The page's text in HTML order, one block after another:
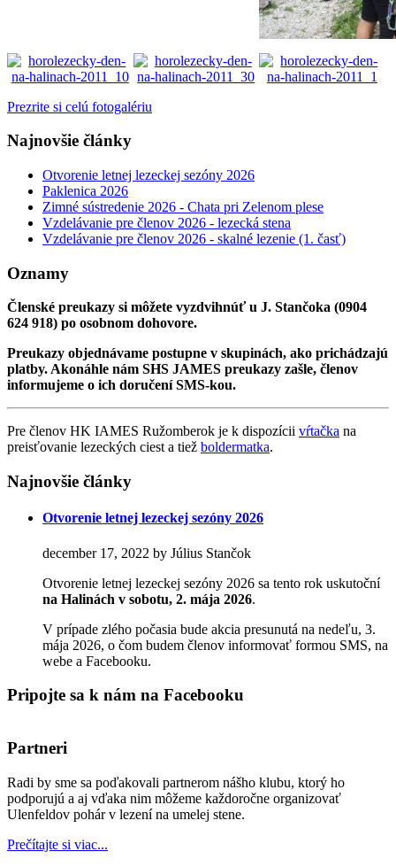
Prezrite si celú fotogalériu
Najnovšie články
Otvorenie letnej lezeckej sezóny 2026
Paklenica 2026
Zimné sústredenie 2026 - Chata pri Zelenom plese
Vzdelávanie pre členov 2026 - lezecká stena
Vzdelávanie pre členov 2026 - skalné lezenie (1. časť)
Oznamy
Členské preukazy si môžete vyzdvihnúť u J. Stančoka (0904
624 918) po osobnom dohovore.
Preukazy objednávame postupne v skupinách, ako prichádzajú
platby. Akonáhle nám SHS JAMES preukazy zašle, členov
informujeme o ich doručení SMS-kou.
Pre členov HK IAMES Ružomberok je k dispozícii vŕtačka na
preisťovanie lezeckých ciest a tiež boldermatka.
Najnovšie články
Otvorenie letnej lezeckej sezóny 2026
december 17, 2022 by Július Stančok
Otvorenie letnej lezeckej sezóny 2026 sa tento rok uskutoční
na Halinách v sobotu, 2. mája 2026.
V prípade zlého počasia bude akcia presunutá na nedeľu, 3.
mája 2026, o čom budem členov informovať formou SMS, na
webe a Facebooku.
Pripojte sa k nám na Facebooku
Partneri
Radi by sme sa poďakovali partnerom nášho klubu, ktorý ho
podporujú a aj vďaka nim môžeme každoročne organizovať
Ulenfeldov pohár v lezení na umelej stene.
Prečítajte si viac...